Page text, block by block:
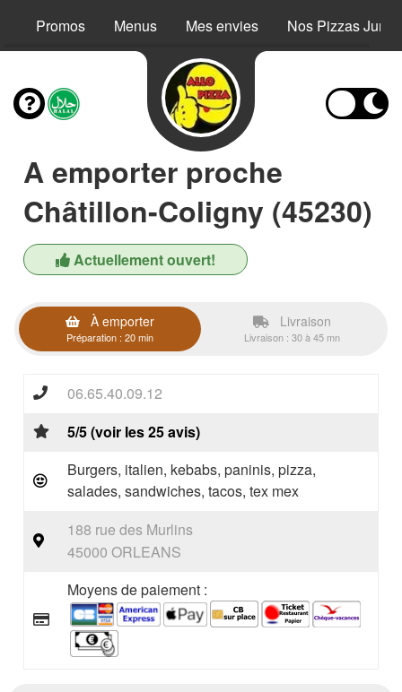
Promos Menus Mes envies Nos Pizzas Junior
A emporter proche
Châtillon-Coligny (45230)
Actuellement ouvert!
À emporter
Préparation : 20 min
Livraison
Livraison : 30 à 45 mn
06.65.40.09.12
5/5 (voir les 25 avis)
Burgers, italien, kebabs, paninis, pizza,
salades, sandwiches, tacos, tex mex
188 rue des Murlins
45000 ORLEANS
Moyens de paiement :